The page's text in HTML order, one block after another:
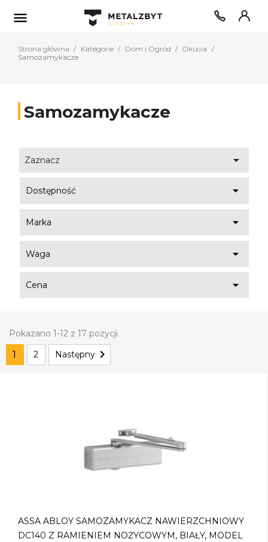

Strona główna Kategorie Dom i Ogród
Okucia
Samozamykacze
Samozamykacze
Zaznacz 
Dostępność 
Marka 
Waga 
Cena 
Pokazano 1-12 z 17 pozycji
1 2 Następny 
ASSA ABLOY SAMOZAMYKACZ NAWIERZCHNIOWY
DC140 Z RAMIENIEM NOŻYCOWYM, BIAŁY, MODEL